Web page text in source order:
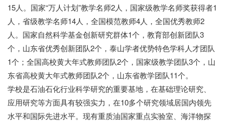
15人。国家“万人计划”教学名师2人，国家级教学名师奖获得者1
人，省级教学名师14人，全国模范教师4人，全国优秀教师2
人。国家自然科学基金创新研究群体1个，教育部创新团队3
个，山东省优秀创新团队2个，泰山学者优势特色学科人才团队
1个；全国高校黄大年式教师团队2个，国家级教学团队3个，山
东省高校黄大年式教师团队2个，山东省教学团队11个。
学校是石油石化行业科学研究的重要基地，在基础理论研究、
应用研究等方面具有较强实力，在10多个研究领域居国内领先
水平和国际先进水平。现有重质油国家重点实验室、海洋物探